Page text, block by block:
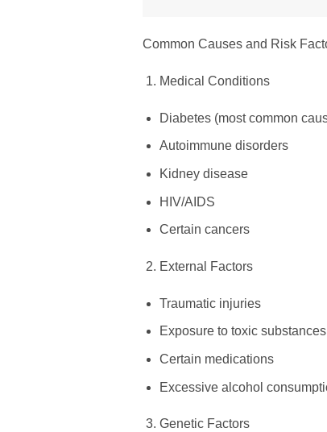
Common Causes and Risk
Medical Conditions
Diabetes (most common
Autoimmune disorders
Kidney disease
HIV/AIDS
Certain cancers
External Factors
Traumatic injuries
Exposure to toxic substances
Certain medications
Excessive alcohol
Genetic Factors